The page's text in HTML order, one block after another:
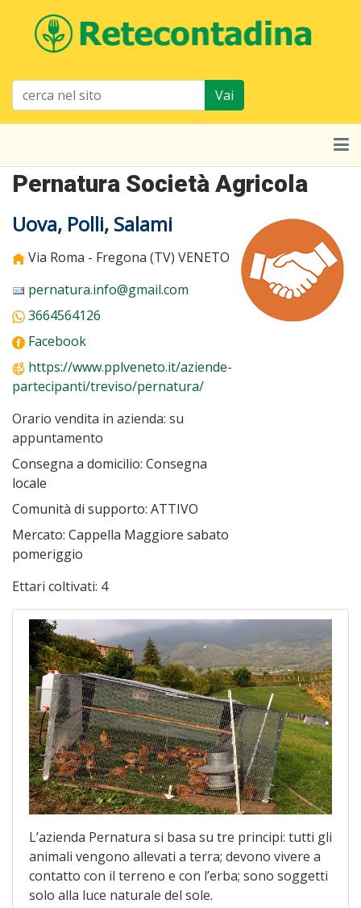
Vai
Pernatura Società Agricola
Uova, Polli, Salami
Via Roma - Fregona (TV) VENETO
pernatura.info@gmail.com
3664564126
Facebook
https://www.pplveneto.it/aziende-
partecipanti/treviso/pernatura/
Orario vendita in azienda: su
appuntamento
Consegna a domicilio: Consegna
locale
Comunità di supporto: ATTIVO
Mercato: Cappella Maggiore sabato
pomeriggio
Ettari coltivati: 4
L’azienda Pernatura si basa su tre principi: tutti gli
animali vengono allevati a terra; devono vivere a
contatto con il terreno e con l’erba; sono soggetti
solo alla luce naturale del sole.